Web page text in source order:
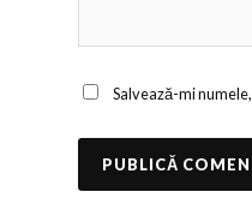
Salvează-mi